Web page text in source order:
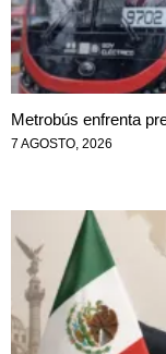
Metrobús enfrenta
7 AGOSTO, 2026